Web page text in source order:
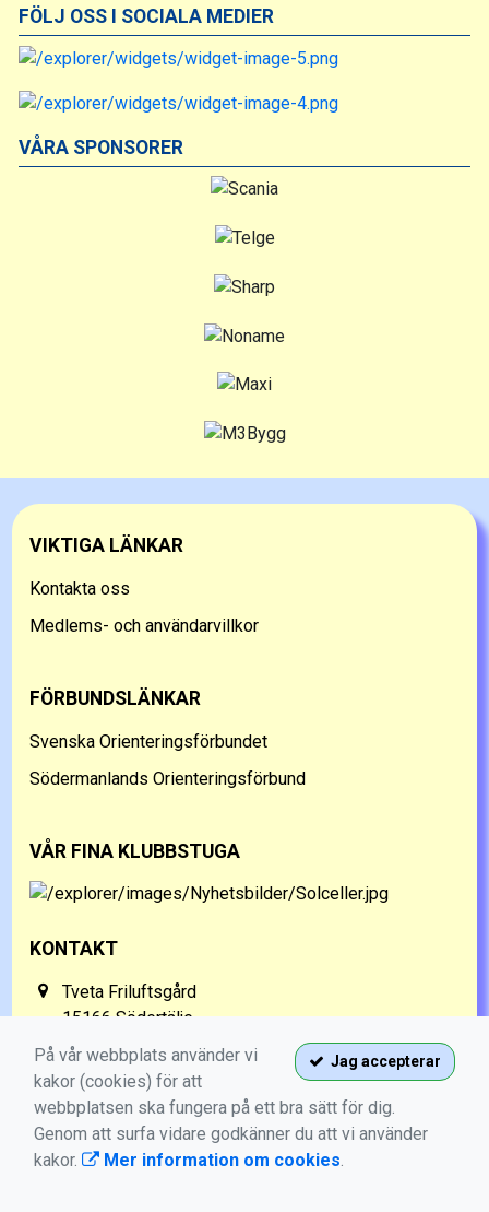
FÖLJ OSS I SOCIALA MEDIER
VÅRA SPONSORER
VIKTIGA LÄNKAR
Kontakta oss
Medlems- och användarvillkor
FÖRBUNDSLÄNKAR
Svenska Orienteringsförbundet
Södermanlands Orienteringsförbund
VÅR FINA KLUBBSTUGA
KONTAKT
Tveta Friluftsgård
15166 Södertälje
070-568 05 36
info@sno.nu
Jag accepterar
På vår webbplats använder vi
kakor (cookies) för att
webbplatsen ska fungera på ett bra sätt för dig.
Genom att surfa vidare godkänner du att vi använder
kakor.
Mer information om cookies.